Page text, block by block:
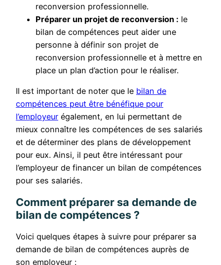
reconversion professionnelle.
Préparer un projet de reconversion : le
bilan de compétences peut aider une
personne à définir son projet de
reconversion professionnelle et à mettre en
place un plan d’action pour le réaliser.
Il est important de noter que le bilan de
compétences peut être bénéfique pour
l’employeur également, en lui permettant de
mieux connaître les compétences de ses salariés
et de déterminer des plans de développement
pour eux. Ainsi, il peut être intéressant pour
l’employeur de financer un bilan de compétences
pour ses salariés.
Comment préparer sa demande de
bilan de compétences ?
Voici quelques étapes à suivre pour préparer sa
demande de bilan de compétences auprès de
son employeur :